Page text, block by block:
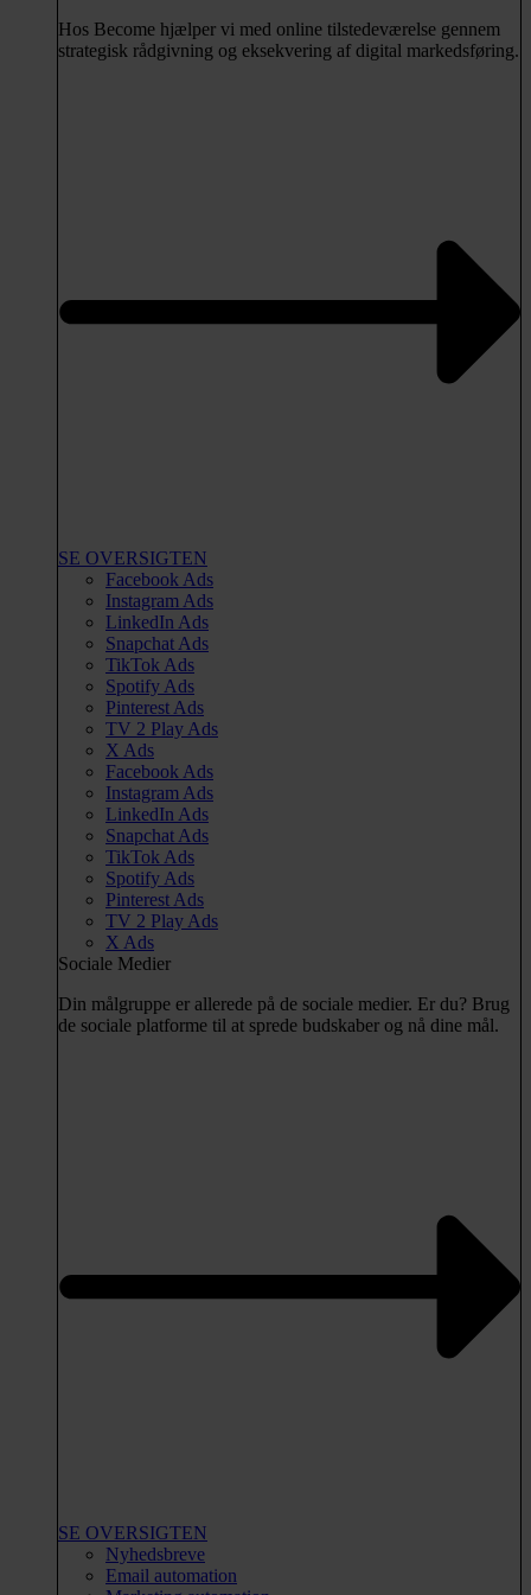
Hos Become hjælper vi med online tilstedeværelse gennem
strategisk rådgivning og eksekvering af digital markedsføring.
SE OVERSIGTEN
Facebook Ads
Instagram Ads
LinkedIn Ads
Snapchat Ads
TikTok Ads
Spotify Ads
Pinterest Ads
TV 2 Play Ads
X Ads
Facebook Ads
Instagram Ads
LinkedIn Ads
Snapchat Ads
TikTok Ads
Spotify Ads
Pinterest Ads
TV 2 Play Ads
X Ads
Sociale Medier
Din målgruppe er allerede på de sociale medier. Er du? Brug
de sociale platforme til at sprede budskaber og nå dine mål.
SE OVERSIGTEN
Nyhedsbreve
Email automation